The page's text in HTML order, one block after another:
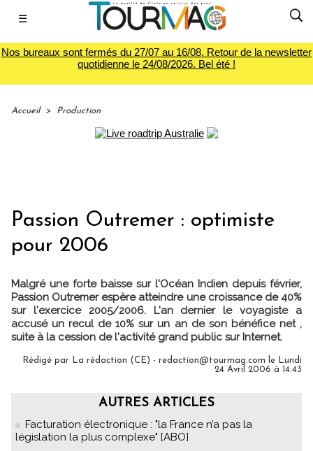
☰
Nos bureaux sont fermés du 27/07 au 16/08. Retour de la newsletter
quotidienne le 24/08/2026. Bel été !
Accueil > Production
Passion Outremer : optimiste
pour 2006
Malgré une forte baisse sur l'Océan Indien depuis février,
Passion Outremer espère atteindre une croissance de 40%
sur l'exercice 2005/2006. L'an dernier le voyagiste a
accusé un recul de 10% sur un an de son bénéfice net ,
suite à la cession de l'activité grand public sur Internet.
Rédigé par La rédaction (CE) - redaction@tourmag.com le Lundi
24 Avril 2006 à 14:43
AUTRES ARTICLES
Facturation électronique : "la France n’a pas la
législation la plus complexe" [ABO]